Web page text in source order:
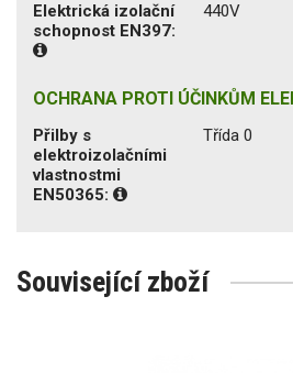
Elektrická izolační
schopnost EN397:
440V
OCHRANA PROTI ÚČINKŮM
Přilby s
elektroizolačními
vlastnostmi
EN50365:
Třída 0
Související zboží